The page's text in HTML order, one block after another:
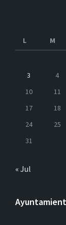
L
M
3
4
10
11
17
18
24
25
31
« Jul